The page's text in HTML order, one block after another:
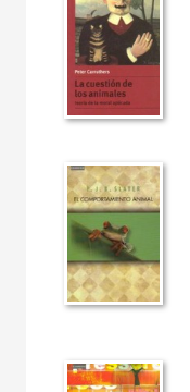
MATERIAS
Matemáticas
Física y Química
Biología, Medio
NUESTRAS
Anverso